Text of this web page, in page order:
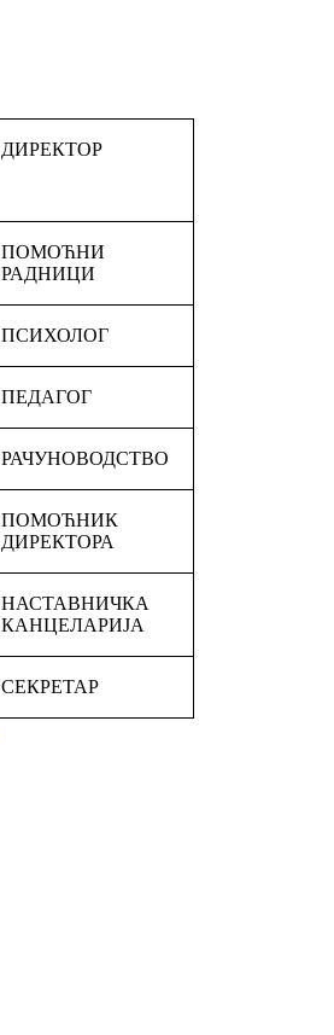
ДИРЕКТОР
ПОМОЋНИ
РАДНИЦИ
ПСИХОЛОГ
ПЕДАГОГ
РАЧУНОВОДСТВО
ПОМОЋНИК
ДИРЕКТОРА
НАСТАВНИЧКА
КАНЦЕЛАРИЈА
СЕКРЕТАР